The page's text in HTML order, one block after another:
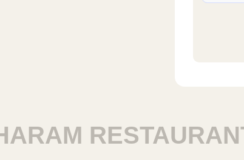
جميل
RESTAURANTS